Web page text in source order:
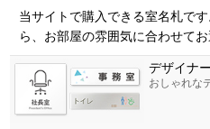
当サイトで購入できる室名札で
ら、お部屋の雰囲気に合わせてお
デザイナ
おしゃれな